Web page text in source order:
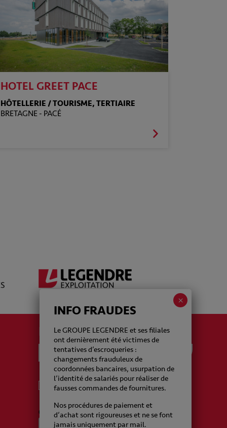
HOTEL GREET PACE
HÔTELLERIE / TOURISME, TERTIAIRE
BRETAGNE - PACÉ
La newsletter Legendre
J'accepte de recevoir de la part du Groupe
Legendre des emails
CAPTCHA
INFO FRAUDES
Le GROUPE LEGENDRE et ses filiales
ont dernièrement été victimes de
tentatives d’escroqueries :
changements frauduleux de
coordonnées bancaires, usurpation de
l’identité de salariés pour réaliser de
fausses commandes de fournitures.
Nos procédures de paiement et
d’achat sont rigoureuses et ne se font
jamais uniquement par mail.